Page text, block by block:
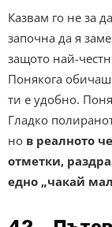
Казвам го не за
започна да я
защото най-
Понякога
ти е удобно.
Гладко
но в реалното
отметки,
едно „чакай